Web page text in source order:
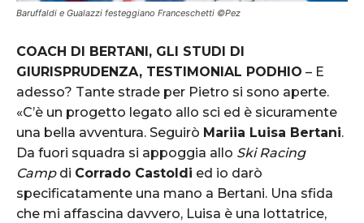
Baruffaldi e Gualazzi festeggiano Franceschetti ©Pez
COACH DI BERTANI, GLI STUDI DI
GIURISPRUDENZA, TESTIMONIAL PODHIO – E
adesso? Tante strade per Pietro si sono aperte.
«C’è un progetto legato allo sci ed è sicuramente
una bella avventura. Seguirò Mariia Luisa Bertani.
Da fuori squadra si appoggia allo Ski Racing
Campdi Corrado Castoldi ed io darò
specificatamente una mano a Bertani. Una sfida
che mi affascina davvero, Luisa è una lottatrice,